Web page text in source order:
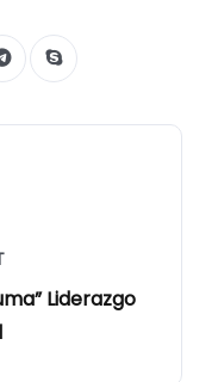
Liderazgo